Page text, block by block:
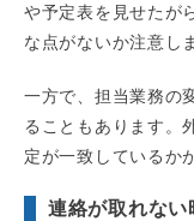
や予定表を見せたが
な点がないか注意し
一方で、担当業務の
ることもあります。
定が一致しているか
連絡が取れない